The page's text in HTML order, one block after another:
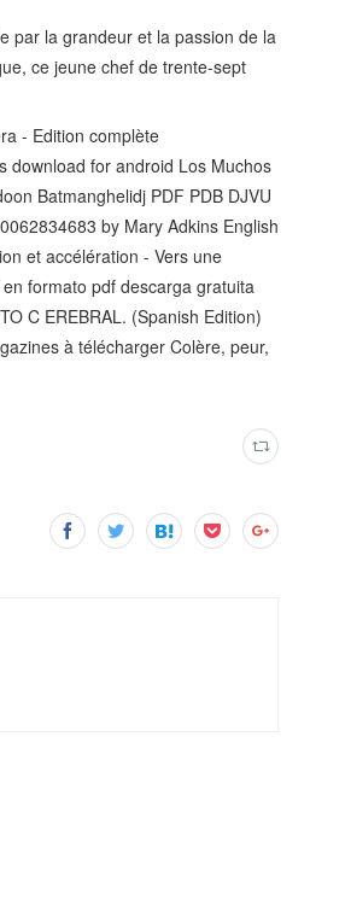
par la grandeur et la passion de la
ce jeune chef de trente-sept
- Edition complète
download for android Los Muchos
Batmanghelidj PDF PDB DJVU
by Mary Adkins English
et accélération - Vers une
formato pdf descarga gratuita
C EREBRAL. (Spanish Edition)
à télécharger Colère, peur,